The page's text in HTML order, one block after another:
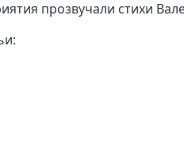
прозвучали стихи